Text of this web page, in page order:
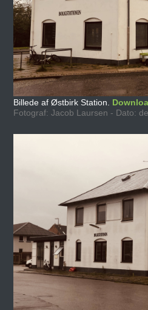
Billede af Østbirk Station.
Fotograf: Jacob Laursen - Dato: